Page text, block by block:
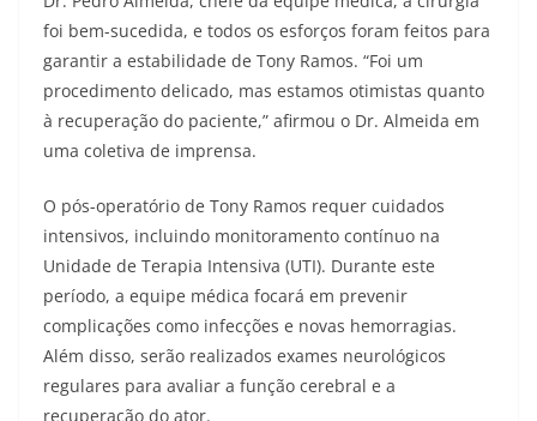
foi bem-sucedida, e todos os esforços foram feitos para
garantir a estabilidade de Tony Ramos. “Foi um
procedimento delicado, mas estamos otimistas quanto
à recuperação do paciente,” afirmou o Dr. Almeida em
uma coletiva de imprensa.
O pós-operatório de Tony Ramos requer cuidados
intensivos, incluindo monitoramento contínuo na
Unidade de Terapia Intensiva (UTI). Durante este
período, a equipe médica focará em prevenir
complicações como infecções e novas hemorragias.
Além disso, serão realizados exames neurológicos
regulares para avaliar a função cerebral e a
recuperação do ator.